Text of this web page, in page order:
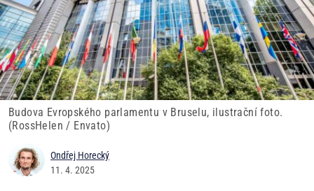
Budova Evropského parlamentu v Bruselu, ilustrační foto.
(RossHelen / Envato)
Ondřej Horecký
11. 4. 2025